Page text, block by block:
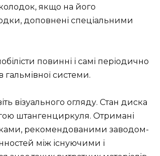
якщо на його
доповнені спеціальними
повинні і самі періодично
гальмівної системи.
візуального огляду. Стан диска
штангенциркуля. Отримані
рекомендованими заводом-
між існуючими і